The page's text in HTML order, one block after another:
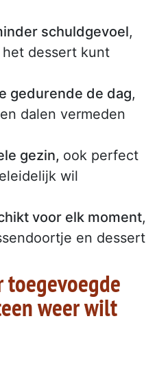
schuldgevoel,
dessert kunt
gedurende de dag,
dalen vermeden
gezin, ook perfect
wil
voor elk moment,
en dessert
toegevoegde
weer wilt